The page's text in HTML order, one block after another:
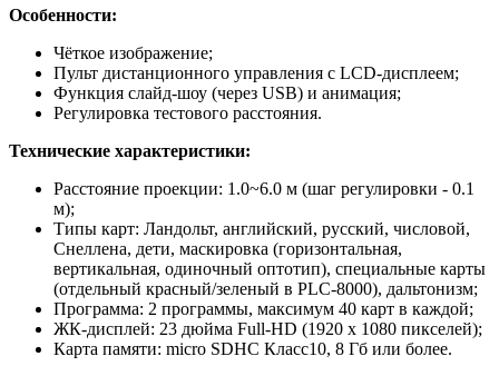
Особенности:
Чёткое изображение;
Пульт дистанционного управления с LCD-дисплеем;
Функция слайд-шоу (через USB) и анимация;
Регулировка тестового расстояния.
Технические характеристики:
Расстояние проекции: 1.0~6.0 м (шаг регулировки - 0.1
м);
Типы карт: Ландольт, английский, русский, числовой,
Снеллена, дети, маскировка (горизонтальная,
вертикальная, одиночный оптотип), специальные карты
(отдельный красный/зеленый в PLC-8000), дальтонизм;
Программа: 2 программы, максимум 40 карт в каждой;
ЖК-дисплей: 23 дюйма Full-HD (1920 x 1080 пикселей);
Карта памяти: micro SDHC Класс10, 8 Гб или более.